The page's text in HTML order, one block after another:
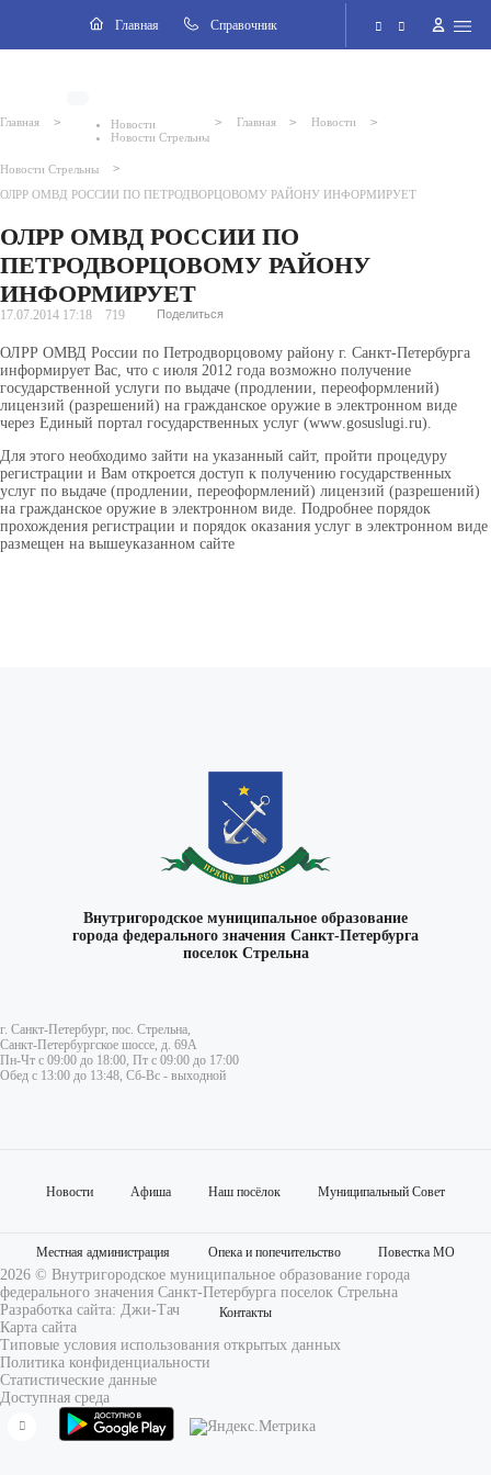
Главная Cправочник
Версия для слабовидящих
Поиск по сайту
2026 © Внутригородское муниципальное образование города
федерального значения Санкт-Петербурга поселок Стрельна
ВКонтакте
Главная >
Новости
Новости Стрельны
> Главная > Новости >
Новости Стрельны >
ОЛРР ОМВД РОССИИ ПО ПЕТРОДВОРЦОВОМУ РАЙОНУ ИНФОРМИРУЕТ
ОЛРР ОМВД РОССИИ ПО
ПЕТРОДВОРЦОВОМУ РАЙОНУ
ИНФОРМИРУЕТ
17.07.2014 17:18 719 Поделиться
ОЛРР ОМВД России по Петродворцовому району г. Санкт-Петербурга
информирует Вас, что с июля 2012 года возможно получение
государственной услуги по выдаче (продлении, переоформлений)
лицензий (разрешений) на гражданское оружие в электронном виде
через Единый портал государственных услуг (www gosuslugi ru).
Для этого необходимо зайти на указанный сайт, пройти процедуру
регистрации и Вам откроется доступ к получению государственных
услуг по выдаче (продлении, переоформлений) лицензий (разрешений)
на гражданское оружие в электронном виде. Подробнее порядок
прохождения регистрации и порядок оказания услуг в электронном виде
размещен на вышеуказанном сайте
Внутригородское муниципальное образование
города федерального значения Санкт-Петербурга
поселок Стрельна
г. Санкт-Петербург, пос. Стрельна,
Санкт-Петербургское шоссе, д. 69А
Пн-Чт с 09:00 до 18:00, Пт с 09:00 до 17:00
Обед с 13:00 до 13:48, Сб-Вс - выходной
Новости Афиша Наш посёлок Муниципальный Совет
Местная администрация Опека и попечительство Повестка МО
Контакты
2026 © Внутригородское муниципальное образование города
федерального значения Санкт-Петербурга поселок Стрельна
Разработка сайта: Джи-Тач
Карта сайта
Типовые условия использования открытых данных
Политика конфиденциальности
Статистические данные
Доступная среда